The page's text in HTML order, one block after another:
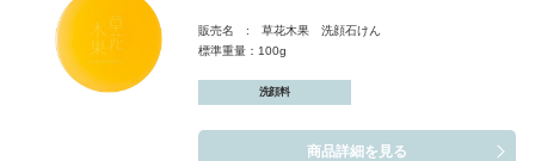
販売名 : 草花木果 洗顔石けん
標準重量：100g
洗顔料
商品詳細を見る